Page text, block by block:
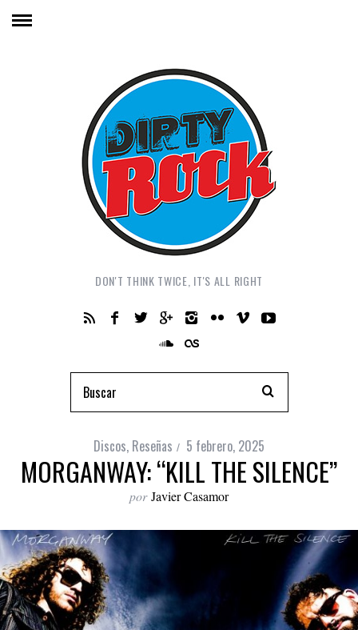
DON'T THINK TWICE, IT'S ALL RIGHT
Discos, Reseñas 5 febrero, 2025
MORGANWAY: “KILL THE SILENCE”
por Javier Casamor